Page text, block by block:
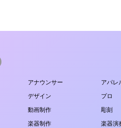
アナウンサー アパレ
デザイン プロ
動画制作 彫刻
楽器制作 楽器演